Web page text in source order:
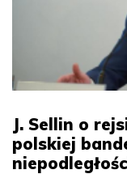
J. Sellin o
polskiej